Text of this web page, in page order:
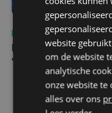
Sport
do 30 juli |
Karel Sabbe hervat
"Blij dat we niet
website
om de website
analytische
onze website te
alles over ons